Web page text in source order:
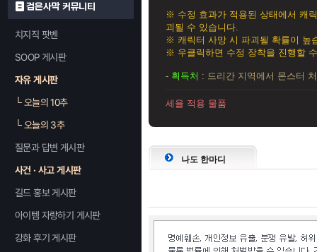
검은사막 커뮤니티
치지직 팟벤
SOOP 게시판
자유 게시판
└오늘의 10추
└오늘의 3추
질문과 답변 게시판
사건 · 사고 게시판
길드 홍보 게시판
아이템 자랑하기 게시판
강화 후기 게시판
※ 수정 효과가 적용된 상태에서 캐
괴될 수 있습니다.
※ 캐릭터 사망 시 파괴될 확률이 높
※ 우클릭하면 수정 장착을 진행할
- 획득처 : 드리간 지역에서 몬스터
세율 적용 물품
나도 한마디